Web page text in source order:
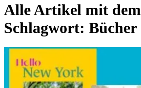
Alle Artikel mit dem
Schlagwort: Bücher